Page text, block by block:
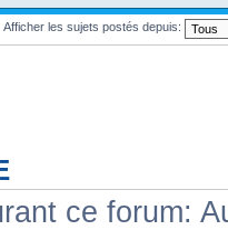
Afficher les sujets postés depuis:
ce forum: